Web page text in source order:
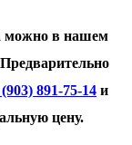
можно в нашем
891-75-14 и
цену.